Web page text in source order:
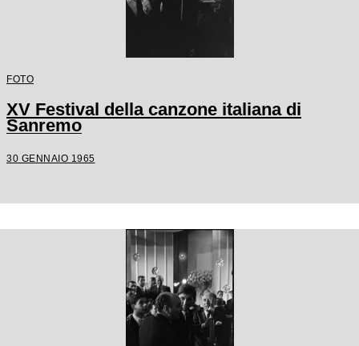
FOTO
XV Festival della canzone italiana di
Sanremo
30 GENNAIO 1965